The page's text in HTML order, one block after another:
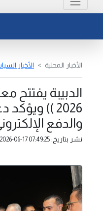
الأخبار المحلية الأخبار
الدبيبة يفتتح
2026 ))
والدفع
نشر بتاريخ: 2026-06-17 07:49:25